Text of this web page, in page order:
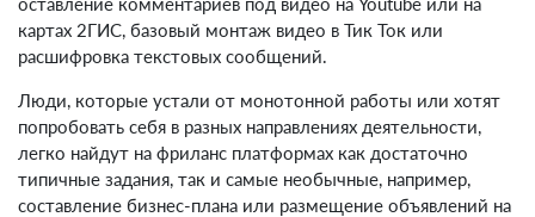
картах 2ГИС, базовый монтаж видео в Тик Ток или
расшифровка текстовых сообщений.
Люди, которые устали от монотонной работы или хотят
попробовать себя в разных направлениях деятельности,
легко найдут на фриланс платформах как достаточно
типичные задания, так и самые необычные, например,
составление бизнес-плана или размещение объявлений на